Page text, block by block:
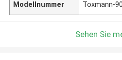
Modellnummer Toxmann-
Sehen Sie